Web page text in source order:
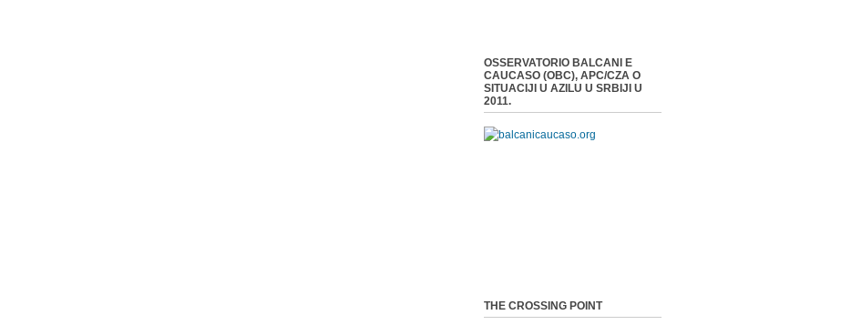
OSSERVATORIO BALCANI E
CAUCASO (OBC), APC/CZA O
SITUACIJI U AZILU U SRBIJI U
2011.
THE CROSSING POINT